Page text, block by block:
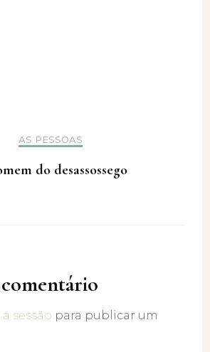
AS PESSOAS
do desassossego
sessão para publicar um